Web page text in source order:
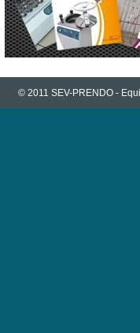
© 2011 SEV-PRENDO -